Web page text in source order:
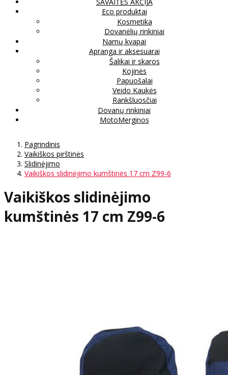
Eco produktai
Kosmetika
Dovanėlių rinkiniai
Namų kvapai
Apranga ir aksesuarai
Šalikai ir skaros
Kojinės
Papuošalai
Veido Kaukės
Rankšluosčiai
Dovanų rinkiniai
MotoMerginos
Pagrindinis
Vaikiškos pirštinės
Slidinėjimo
Vaikiškos slidinėjimo kumštinės 17 cm Z99-6
Vaikiškos slidinėjimo
kumštinės 17 cm Z99-6